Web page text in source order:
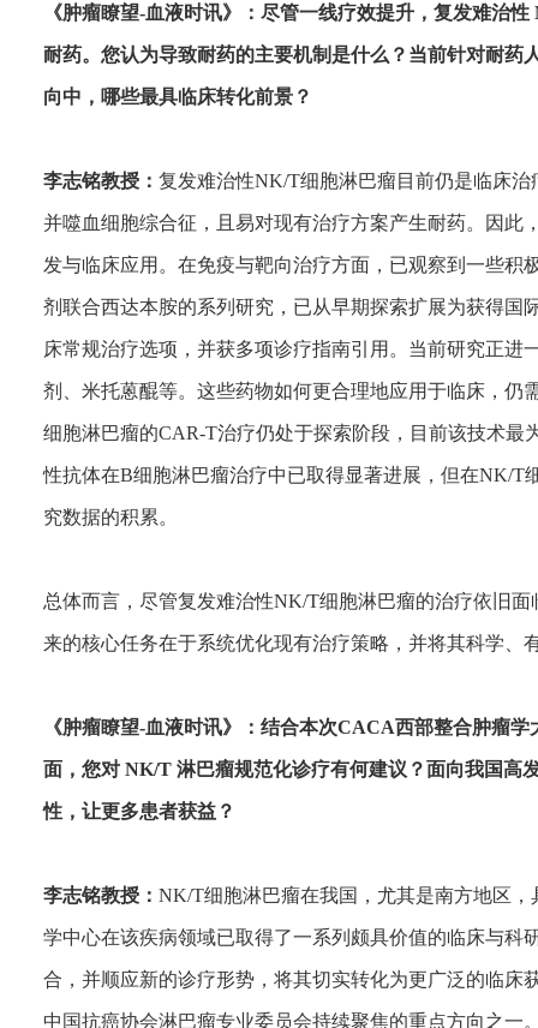
《肿瘤瞭望-血液时讯》：尽管一线疗效提升，复发难治
耐药。您认为导致耐药的主要机制是什么？当前针对耐
向中，哪些最具临床转化前景？
李志铭教授： 复发难治性NK/T细胞淋巴瘤目前仍是临床
并噬血细胞综合征，且易对现有治疗方案产生耐药。因此
发与临床应用。在免疫与靶向治疗方面，已观察到一些积
剂联合西达本胺的系列研究，已从早期探索扩展为获得国
床常规治疗选项，并获多项诊疗指南引用。当前研究正进
剂、米托蒽醌等。这些药物如何更合理地应用于临床，
细胞淋巴瘤的CAR-T治疗仍处于探索阶段，目前该技术
性抗体在B细胞淋巴瘤治疗中已取得显著进展，但在NK/T
究数据的积累。
总体而言，尽管复发难治性NK/T细胞淋巴瘤的治疗依旧
来的核心任务在于系统优化现有治疗策略，并将其科学、
《肿瘤瞭望-血液时讯》：结合本次CACA西部整合肿瘤
面，您对 NK/T 淋巴瘤规范化诊疗有何建议？面向我国高
性，让更多患者获益？
李志铭教授： NK/T细胞淋巴瘤在我国，尤其是南方地区
学中心在该疾病领域已取得了一系列颇具价值的临床与科
合，并顺应新的诊疗形势，将其切实转化为更广泛的临床
中国抗癌协会淋巴瘤专业委员会持续聚焦的重点方向之一